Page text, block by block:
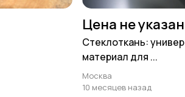
Цена не
Стеклоткань:
материал для ...
Москва
10 месяцев назад